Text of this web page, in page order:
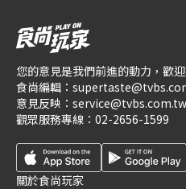
您的意見是我們前進的動力，歡
食尚編輯：
意見反映： service@tvbs.com.tw
觀眾服務專線： 02-2656-1599
關於食尚玩家